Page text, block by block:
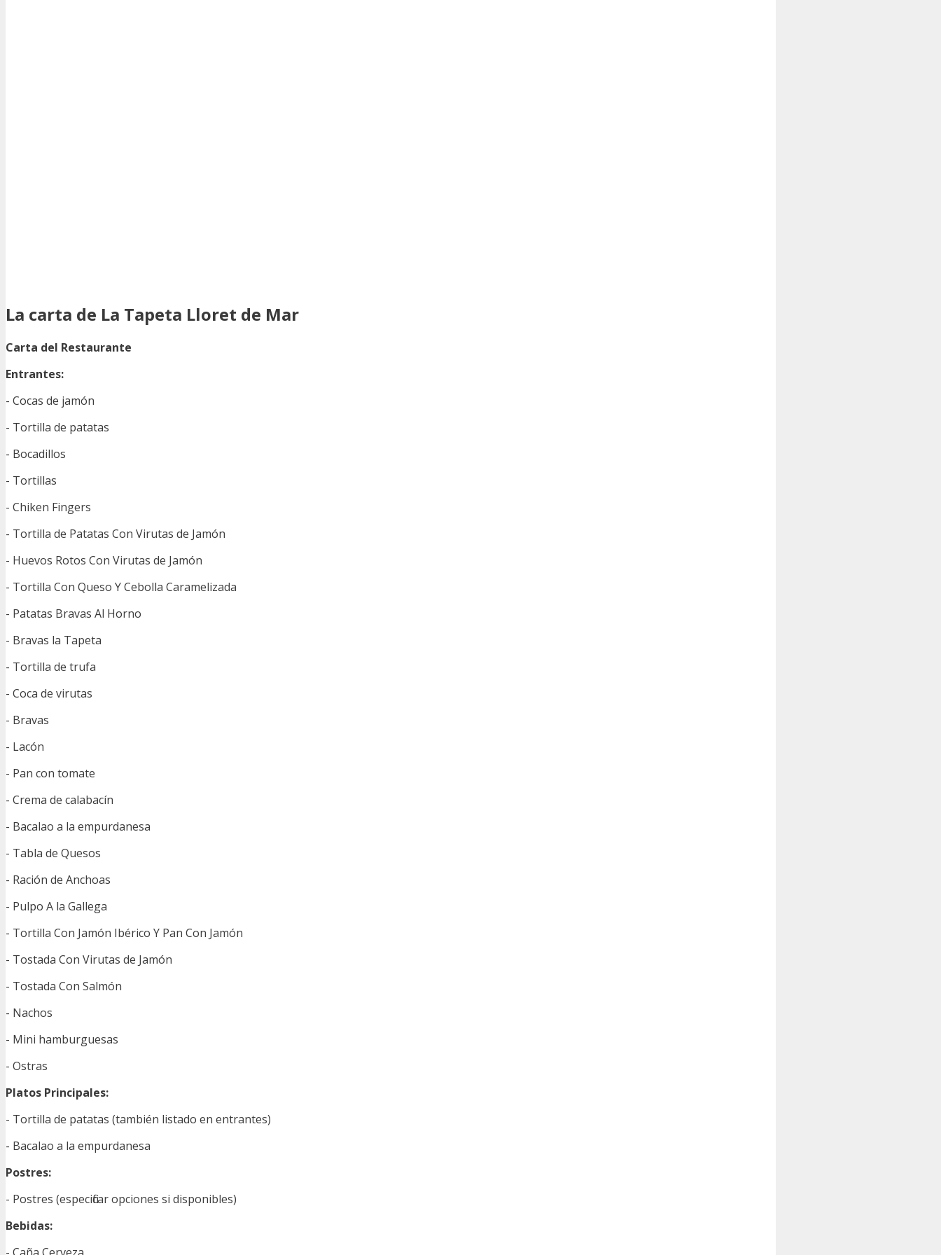
La carta de La Tapeta Lloret de Mar
Carta del Restaurante
Entrantes:
- Cocas de jamón
- Tortilla de patatas
- Bocadillos
- Tortillas
- Chiken Fingers
- Tortilla de Patatas Con Virutas de Jamón
- Huevos Rotos Con Virutas de Jamón
- Tortilla Con Queso Y Cebolla Caramelizada
- Patatas Bravas Al Horno
- Bravas la Tapeta
- Tortilla de trufa
- Coca de virutas
- Bravas
- Lacón
- Pan con tomate
- Crema de calabacín
- Bacalao a la empurdanesa
- Tabla de Quesos
- Ración de Anchoas
- Pulpo A la Gallega
- Tortilla Con Jamón Ibérico Y Pan Con Jamón
- Tostada Con Virutas de Jamón
- Tostada Con Salmón
- Nachos
- Mini hamburguesas
- Ostras
Platos Principales:
- Tortilla de patatas (también listado en entrantes)
- Bacalao a la empurdanesa
Postres:
- Postres (especificar opciones si disponibles)
Bebidas: